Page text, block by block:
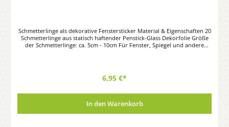
Schmetterlinge als dekorative Fenstersticker Material & Eigenschaften 20
Schmetterlinge aus statisch haftender Penstick-Glass Dekorfolie Größe
der Schmetterlinge: ca. 5cm - 10cm Für Fenster, Spiegel und andere
säubern. Verwenden Sie zur Reinigung der Oberflächen nur milde
Fensterputz- / Geschirrspülmittel und Wasser. Hinweis: Dargestellte
Originalton abweichen.
6,95 €*
In den Warenkorb